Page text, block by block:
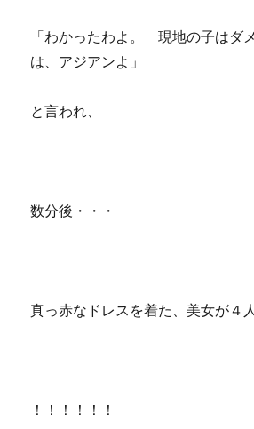
「わかったわよ。 現地の子は
は、アジアンよ」
と言われ、
数分後・・・
真っ赤なドレスを着た、美女が４
！！！！！！